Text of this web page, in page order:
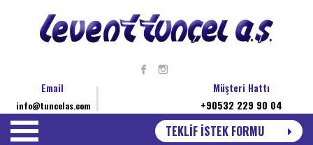
Müşteri Hattı
+90532 229 90 04
Email
info@tuncelas.com
TEKLİF İSTEK FORMU